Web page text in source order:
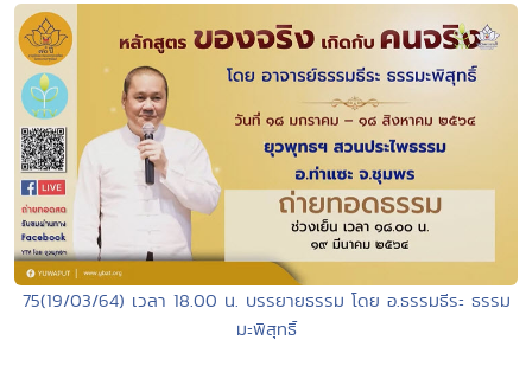
75(19/03/64) เวลา 18.00 น. บรรยายธรรม โดย อ.ธรรมธีระ ธรรม
มะพิสุทธิ์